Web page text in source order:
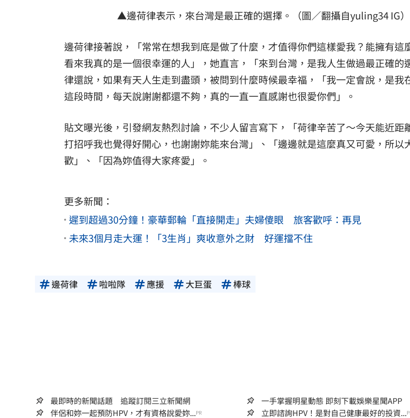
▲邊荷律表示，來台灣是最正確的選擇。（圖／翻攝自yuling34 IG）
邊荷律接著說，「常常在想我到底是做了什麼，才值得你們這樣愛我？能擁有這
看來我真的是一個很幸運的人」，她直言，「來到台灣，是我人生做過最正確的
律還說，如果有天人生走到盡頭，被問到什麼時候最幸福，「我一定會說，是我
這段時間，每天說謝謝都還不夠，真的一直一直感謝也很愛你們」。
貼文曝光後，引發網友熱烈討論，不少人留言寫下，「荷律辛苦了～今天能近距
打招呼我也覺得好開心，也謝謝妳能來台灣」、「邊邊就是這麼真又可愛，所以
歡」、「因為妳值得大家疼愛」。
更多新聞：
遲到超過30分鐘！豪華郵輪「直接開走」夫婦傻眼 旅客歡呼：再見
未來3個月走大運！「3生肖」爽收意外之財 好運擋不住
邊荷律 啦啦隊 應援 大巨蛋 棒球
最即時的新聞話題 追蹤訂閱三立新聞網
一手掌握明星動態 即刻下載娛樂星聞APP
伴侶和妳一起預防HPV，才有資格說愛妳...PR 立即諮詢HPV！是對自己健康最好的投資...